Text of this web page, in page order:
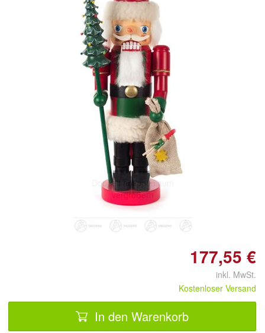
Doppelt antippen zum
vergrößern
177,55 €
inkl. MwSt.
Kostenloser Versand
In den Warenkorb